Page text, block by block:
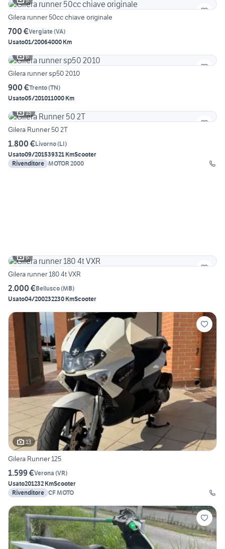
Gilera runner 50cc chiave originale
700 €Vergiate(VA)
Usato01/20064000 Km
6
Gilera runner sp50 2010
900 €Trento(TN)
Usato05/201011000 Km
15
Gilera Runner 50 2T
1.800 €Livorno(LI)
Usato09/201539321 KmScooter
Rivenditore MOTOR 2000
6
Gilera runner 180 4t VXR
2.000 €Bellusco(MB)
Usato04/200232230 KmScooter
13
Gilera Runner 125
1.599 €Verona (VR)
Usato201232 KmScooter
Rivenditore CF MOTO